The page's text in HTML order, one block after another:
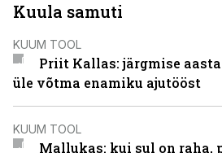
Kuula samuti
KUUM TOOL
Priit Kallas: järgmise
üle võtma enamiku ajutööst
KUUM TOOL
Mallukas: kui sul on raha,